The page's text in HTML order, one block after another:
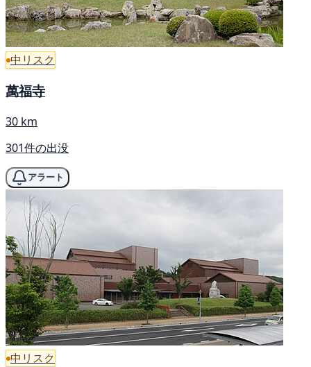
中リスク
萬福寺
30 km
301件の出没
アラート
中リスク